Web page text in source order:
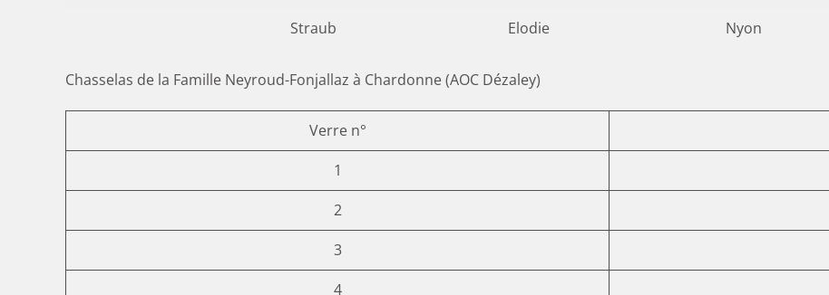
Straub
Elodie Nyon
Chasselas de la Famille Neyroud-Fonjallaz à Chardonne (AOC Dézaley)
Verre n°
1
2
3
4